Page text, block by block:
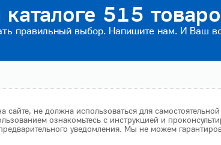
515
правильный выбор. Напишите нам. И Ваш
сайте, не должна использоваться для
ознакомьтесь с инструкцией и
уведомления. Мы не можем